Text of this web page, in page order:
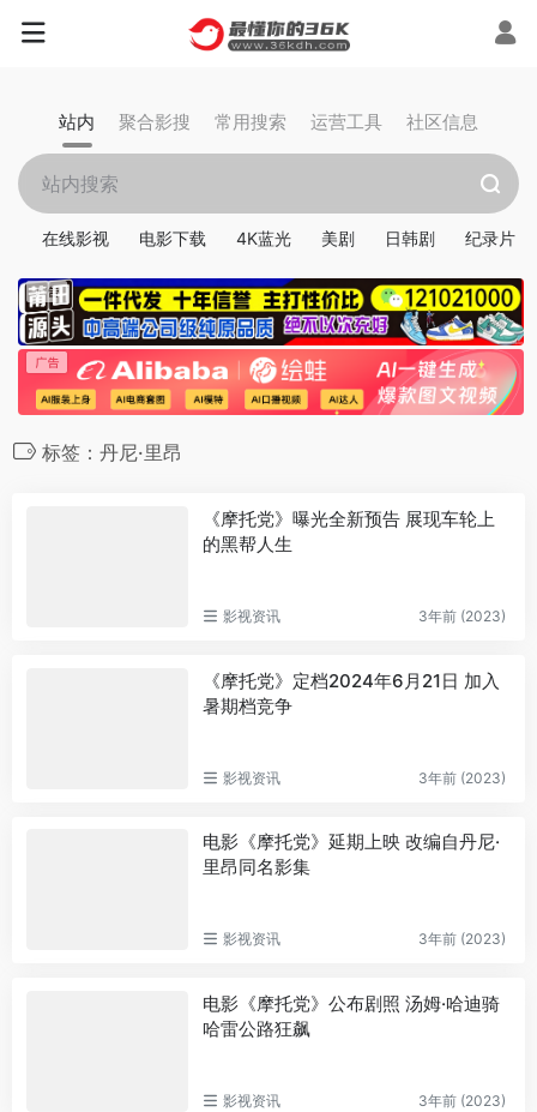
站内 聚合影搜 常用搜索 运营工具 社区信息
在线影视 电影下载 4K蓝光 美剧 日韩剧 纪录片
标签：丹尼·里昂
《摩托党》曝光全新预告 展现车轮上
的黑帮人生
影视资讯 3年前 (2023)
《摩托党》定档2024年6月21日 加入
暑期档竞争
影视资讯 3年前 (2023)
电影《摩托党》延期上映 改编自丹尼·
里昂同名影集
影视资讯 3年前 (2023)
电影《摩托党》公布剧照 汤姆·哈迪骑
哈雷公路狂飙
影视资讯 3年前 (2023)